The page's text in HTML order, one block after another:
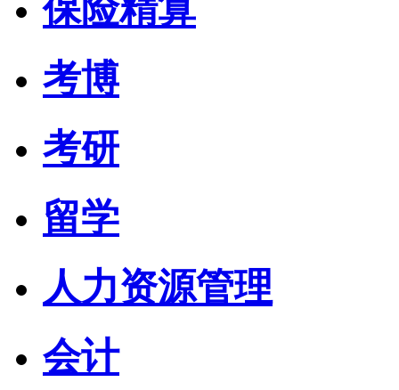
保险精算
考博
考研
留学
人力资源管理
会计